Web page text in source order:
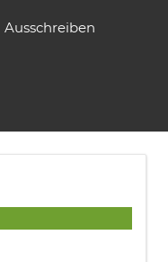
Ausschreiben